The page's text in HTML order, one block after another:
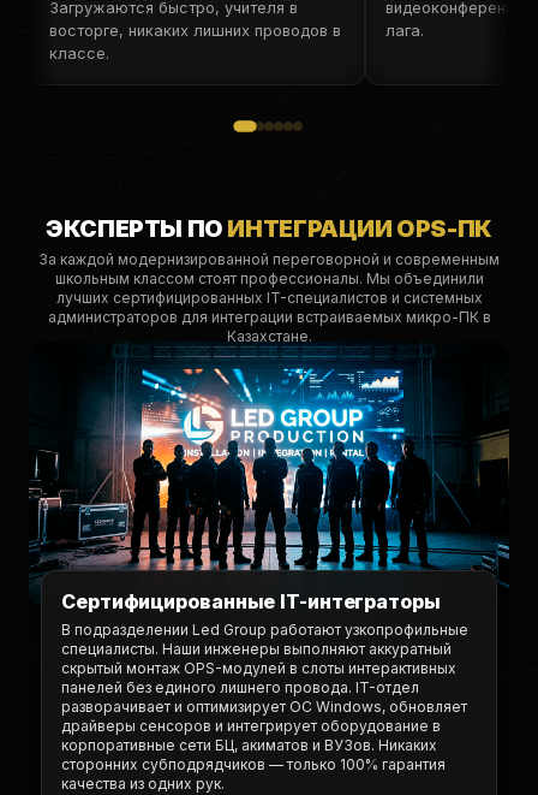
Загружаются быстро, учителя в
восторге, никаких лишних проводов в
классе.
видеоконференции
лага.
ЭКСПЕРТЫ ПО ИНТЕГРАЦИИ OPS-ПК
За каждой модернизированной переговорной и современным
школьным классом стоят профессионалы. Мы объединили
лучших сертифицированных IT-специалистов и системных
администраторов для интеграции встраиваемых микро-ПК в
Казахстане.
Сертифицированные IT-интеграторы
В подразделении Led Group работают узкопрофильные
специалисты. Наши инженеры выполняют аккуратный
скрытый монтаж OPS-модулей в слоты интерактивных
панелей без единого лишнего провода. IT-отдел
разворачивает и оптимизирует ОС Windows, обновляет
драйверы сенсоров и интегрирует оборудование в
корпоративные сети БЦ, акиматов и ВУЗов. Никаких
сторонних субподрядчиков — только 100% гарантия
качества из одних рук.